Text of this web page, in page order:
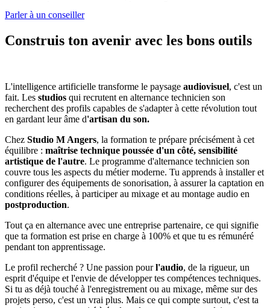
Parler à un conseiller
Construis ton avenir avec les bons outils
L'intelligence artificielle transforme le paysage audiovisuel, c'est un
fait. Les studios qui recrutent en alternance technicien son
recherchent des profils capables de s'adapter à cette révolution tout
en gardant leur âme d'artisan du son.
Chez Studio M Angers, la formation te prépare précisément à cet
équilibre : maîtrise technique poussée d'un côté, sensibilité
artistique de l'autre. Le programme d'alternance technicien son
couvre tous les aspects du métier moderne. Tu apprends à installer et
configurer des équipements de sonorisation, à assurer la captation en
conditions réelles, à participer au mixage et au montage audio en
postproduction.
Tout ça en alternance avec une entreprise partenaire, ce qui signifie
que ta formation est prise en charge à 100% et que tu es rémunéré
pendant ton apprentissage.
Le profil recherché ? Une passion pourl'audio, de la rigueur, un
esprit d'équipe et l'envie de développer tes compétences techniques.
Si tu as déjà touché à l'enregistrement ou au mixage, même sur des
projets perso, c'est un vrai plus. Mais ce qui compte surtout, c'est ta